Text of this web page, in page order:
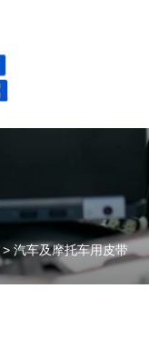
> 汽车及摩托车用皮带